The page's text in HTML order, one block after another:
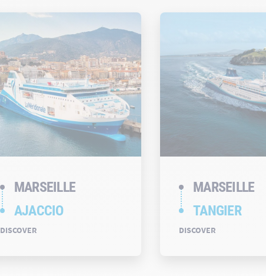
MARSEILLE
AJACCIO
DISCOVER
MARSEILLE
TANGIER
DISCOVER